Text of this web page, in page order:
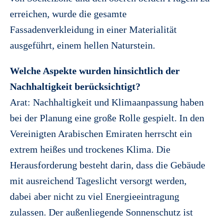
erreichen, wurde die gesamte
Fassadenverkleidung in einer Materialität
ausgeführt, einem hellen Naturstein.
Welche Aspekte wurden hinsichtlich der
Nachhaltigkeit berücksichtigt?
Arat: Nachhaltigkeit und Klimaanpassung haben
bei der Planung eine große Rolle gespielt. In den
Vereinigten Arabischen Emiraten herrscht ein
extrem heißes und trockenes Klima. Die
Herausforderung besteht darin, dass die Gebäude
mit ausreichend Tageslicht versorgt werden,
dabei aber nicht zu viel Energieeintragung
zulassen. Der außenliegende Sonnenschutz ist